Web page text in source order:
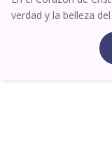
verdad y la belleza